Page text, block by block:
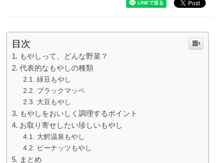
目次
もやしって、どんな野菜？
代表的なもやしの種類
緑豆もやし
ブラックマッペ
大豆もやし
もやしをおいしく調理するポイント
お取り寄せしたい珍しいもやし
大鰐温泉もやし
ピーナッツもやし
まとめ